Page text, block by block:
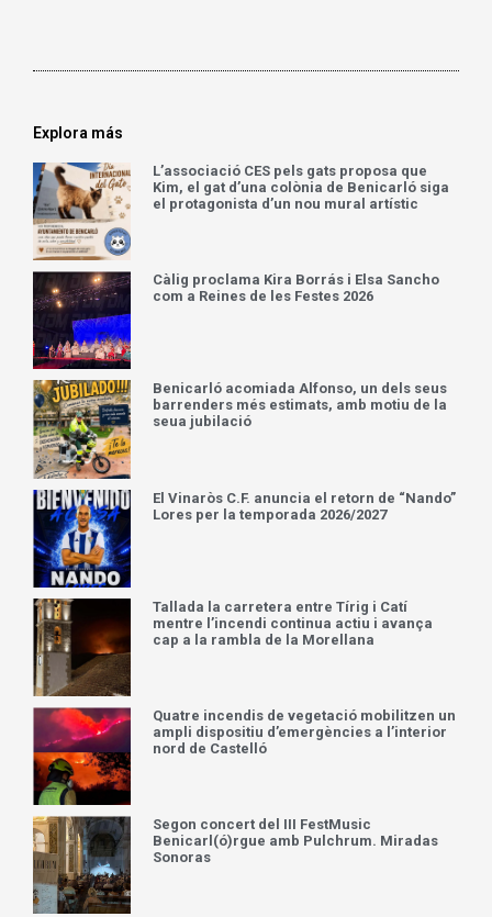
Explora más
L’associació CES pels gats proposa que
Kim, el gat d’una colònia de Benicarló siga
el protagonista d’un nou mural artístic
Càlig proclama Kira Borrás i Elsa Sancho
com a Reines de les Festes 2026
Benicarló acomiada Alfonso, un dels seus
barrenders més estimats, amb motiu de la
seua jubilació
El Vinaròs C.F. anuncia el retorn de “Nando”
Lores per la temporada 2026/2027
Tallada la carretera entre Tírig i Catí
mentre l’incendi continua actiu i avança
cap a la rambla de la Morellana
Quatre incendis de vegetació mobilitzen un
ampli dispositiu d’emergències a l’interior
nord de Castelló
Segon concert del III FestMusic
Benicarl(ó)rgue amb Pulchrum. Miradas
Sonoras